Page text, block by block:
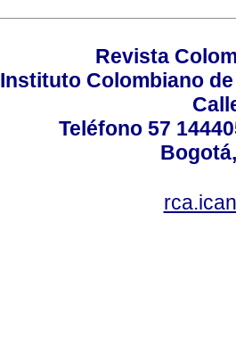
Revista
Instituto Colombiano
Teléfono 57